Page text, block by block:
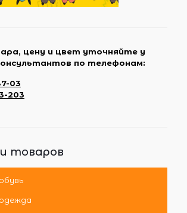
цену и цвет уточняйте у
по телефонам:
03
203
товаров